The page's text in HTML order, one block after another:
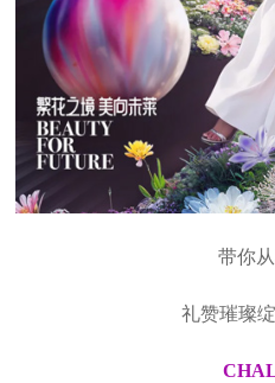
带你从
礼赞璀璨绽